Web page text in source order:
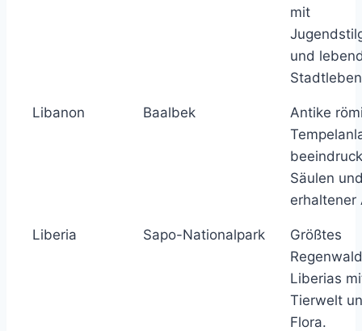
mit
und
Libanon Baalbek
Antike
Säulen
erhaltener
Liberia Sapo-Nationalpark
Größtes
Liberias
Tierwelt
Flora.